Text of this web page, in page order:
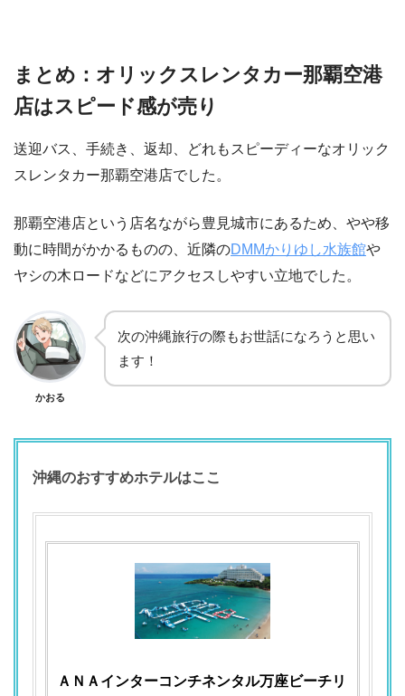
まとめ：オリックスレンタカー那覇空港
店はスピード感が売り
送迎バス、手続き、返却、どれもスピーディーなオリック
スレンタカー那覇空港店でした。
那覇空港店という店名ながら豊見城市にあるため、やや移
動に時間がかかるものの、近隣のDMMかりゆし水族館や
ヤシの木ロードなどにアクセスしやすい立地でした。
かおる
次の沖縄旅行の際もお世話になろうと思い
ます！
沖縄のおすすめホテルはここ
ＡＮＡインターコンチネンタル万座ビーチリ